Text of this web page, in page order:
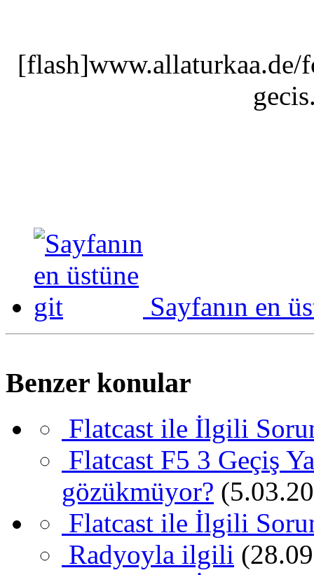
Sayfanın en
Benzer konular
Flatcast ile İlgili
Flatcast F5 3 Geçiş
gözükmüyor?
Flatcast ile İlgili
Radyoyla ilgili